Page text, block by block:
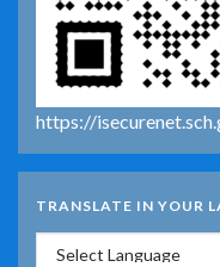
https://
TRANSLATE IN YOUR